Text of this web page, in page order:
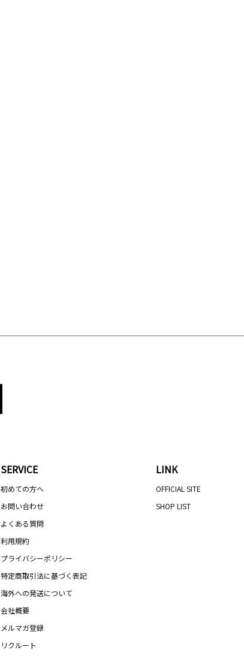
SERVICE
初めての方へ
お問い合わせ
よくある質問
利用規約
プライバシーポリシー
特定商取引法に基づく表記
海外への発送について
会社概要
メルマガ登録
リクルート
LINK
OFFICIAL SITE
SHOP LIST